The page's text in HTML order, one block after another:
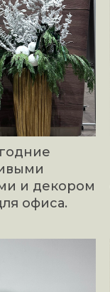
и декором
офиса.